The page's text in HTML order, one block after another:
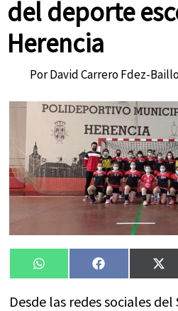
del deporte
Herencia
PorDavid Carrero Fdez-
Compartir
en
WhatsAppCompartir
en
Facebook
en
X
Desde las redes sociales del